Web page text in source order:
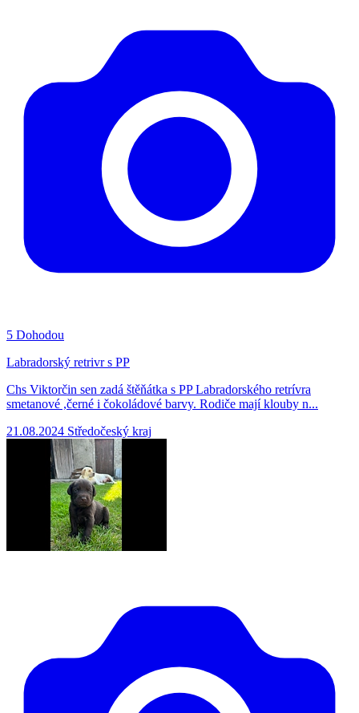
5 Dohodou
Labradorský retrivr s PP
Chs Viktorčin sen zadá štěňátka s PP Labradorského retrívra
smetanové ,černé i čokoládové barvy. Rodiče mají klouby n...
21.08.2024 Středočeský kraj